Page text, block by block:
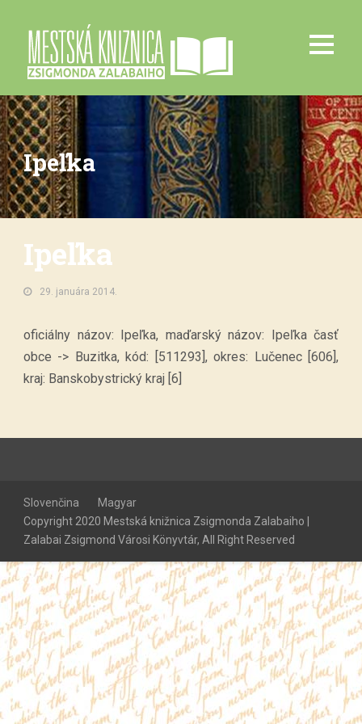
Ipeľka
Ipeľka
29. januára 2014.
oficiálny názov: Ipeľka, maďarský názov: Ipeľka časť
obce -> Buzitka, kód: [511293], okres: Lučenec [606],
kraj: Banskobystrický kraj [6]
Slovenčina
Magyar
Copyright 2020 Mestská knižnica Zsigmonda Zalabaiho |
Zalabai Zsigmond Városi Könyvtár, All Right Reserved